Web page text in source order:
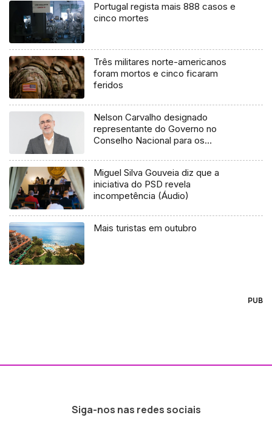
Portugal regista mais 888 casos e
cinco mortes
Três militares norte-americanos
foram mortos e cinco ficaram
feridos
Nelson Carvalho designado
representante do Governo no
Conselho Nacional para os
Miguel Silva Gouveia diz que a
iniciativa do PSD revela
incompetência (Áudio)
Mais turistas em outubro
PUB
Siga-nos nas redes sociais